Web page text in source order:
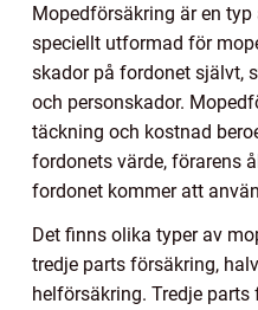
Mopedförsäkring är en
speciellt utformad för
skador på fordonet självt,
och personskador.
täckning och kostnad
fordonets värde, förarens
fordonet kommer att
Det finns olika typer av
tredje parts försäkring,
helförsäkring. Tredje